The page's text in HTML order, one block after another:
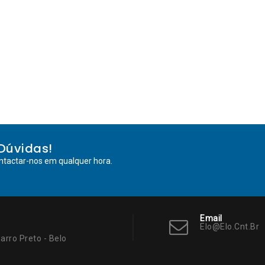
nos em qualquer hora.
Preto - Belo
Email
Elo@elo.cnt.br